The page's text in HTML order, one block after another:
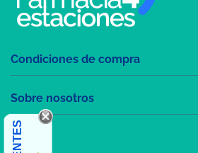
Condiciones de compra
Sobre nosotros